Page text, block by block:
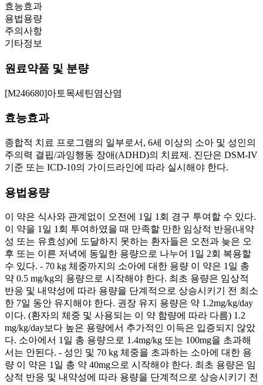
효능효과
용법용량
주의사항
기타정보
원료약품 및 분량
[M246680]아토목세틴염산염
효능효과
종합적 치료 프로그램의 일부로서, 6세 이상의 소아 및 성인의
주의력 결핍/과잉행동 장애(ADHD)의 치료제. 진단은 DSM-IV
기준 또는 ICD-10의 가이드라인에 따라 실시해야 한다.
용법용량
이 약은 식사와 관계없이 오전에 1일 1회 경구 투여할 수 있다.
이 약을 1일 1회 투여하였을 때 만족할 만한 임상적 반응(내약
성 또는 유효성)에 도달하지 못하는 환자들은 오전과 늦은 오
후 또는 이른 저녁에 동일한 용량으로 나누어 1일 2회 복용할
수 있다. - 70 kg 체중까지의 소아에 대한 용량 이 약은 1일 총
약 0.5 mg/kg의 용량으로 시작해야 한다. 최초 용량은 임상적
반응 및 내약성에 따라 용량을 단계적으로 상승시키기 전 최소
한 7일 동안 유지해야 한다. 권장 유지 용량은 약 1.2mg/kg/day
이다. (환자의 체중 및 사용되는 이 약 함량에 따라 다름) 1.2
mg/kg/day보다 높은 용량에서 추가적인 이득은 입증되지 않았
다. 소아에서 1일 총 용량으로 1.4mg/kg 또는 100mg을 초과해
서는 안된다. - 성인 및 70 kg 체중을 초과하는 소아에 대한 용
량 이 약은 1일 총 약 40mg으로 시작해야 한다. 최초 용량은 임
상적 반응 및 내약성에 따라 용량을 단계적으로 상승시키기 전